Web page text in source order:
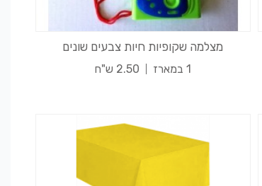
מצלמה שקופיות חיות צבעים שונים
1 במארז 2.50 ש"ח